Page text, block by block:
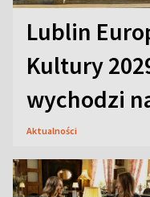
Lublin
Kultury
wychodzi
Aktualności